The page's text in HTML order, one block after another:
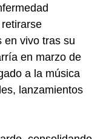
en vivo tras su
en marzo de
a la música
lanzamientos